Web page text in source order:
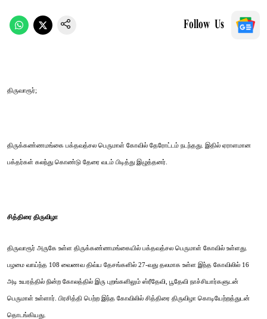
Follow Us
திருவாரூர்;
திருக்கண்ணமங்கை பக்தவத்சல பெருமாள் கோவில் தேரோட்டம் நடந்தது. இதில் ஏராளமான
பக்தர்கள் கலந்து கொண்டு தேரை வடம் பிடித்து இழுத்தனர்.
சித்திரை திருவிழா
திருவாரூர் அருகே உள்ள திருக்கண்ணமங்கையில் பக்தவத்சல பெருமாள் கோவில் உள்ளது.
பழமை வாய்ந்த 108 வைணவ திவ்ய தேசங்களில் 27-வது தலமாக உள்ள இந்த கோவிலில் 16
அடி உயரத்தில் நின்ற கோலத்தில் இரு புறங்களிலும் ஸ்ரீதேவி, பூதேவி நாச்சியார்களுடன்
பெருமாள் உள்ளார். பிரசித்தி பெற்ற இந்த கோவிலில் சித்திரை திருவிழா கொடியேற்றத்துடன்
தொடங்கியது.